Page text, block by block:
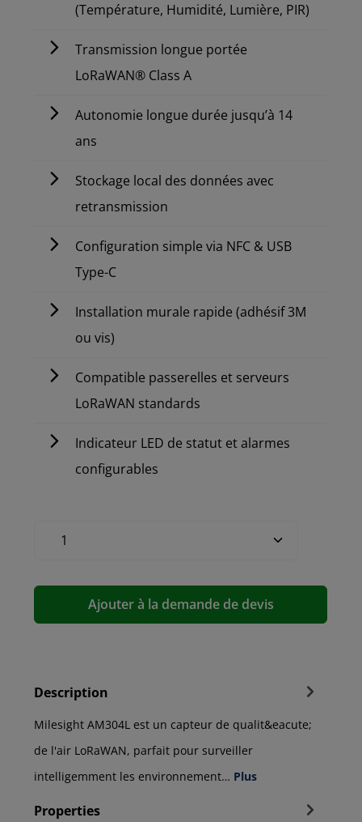
(Température, Humidité, Lumière, PIR)
Transmission longue portée
LoRaWAN® Class A
Autonomie longue durée jusqu’à 14
ans
Stockage local des données avec
retransmission
Configuration simple via NFC & USB
Type-C
Installation murale rapide (adhésif 3M
ou vis)
Compatible passerelles et serveurs
LoRaWAN standards
Indicateur LED de statut et alarmes
configurables
Ajouter à la demande de devis
Description
Milesight AM304L est un capteur de qualit&eacute;
de l'air LoRaWAN, parfait pour surveiller
intelligemment les environnement… Plus
Properties